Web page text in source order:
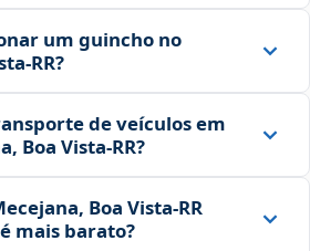
um guincho no
de veículos em
Boa Vista‑RR?
Boa Vista‑RR
mais barato?